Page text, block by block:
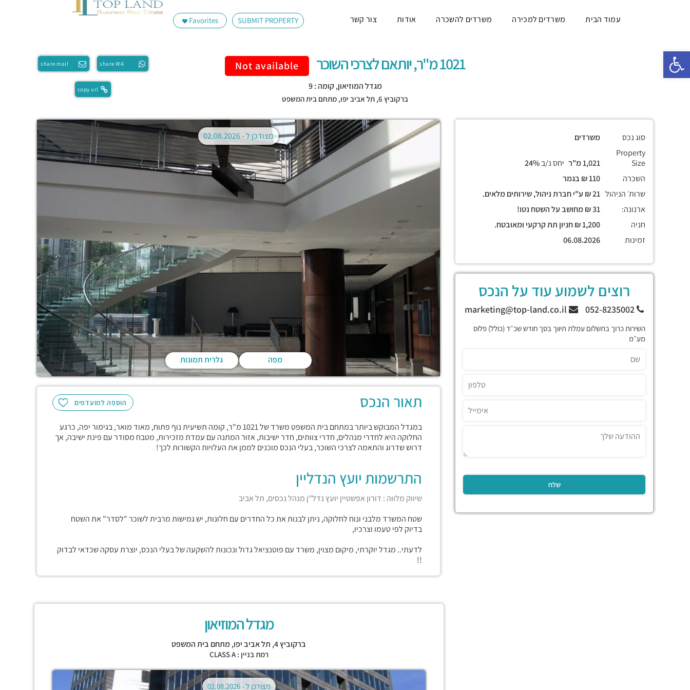
פתח סרגל נגישות
SUBMIT PROPERTY
Favorites עמוד הבית משרדים למכירה משרדים להשכרה אודות צור קשר
share WA
share mail
copy url
1021 מ"ר, יותאם לצרכי השוכר Not available
מגדל המוזיאון, קומה : 9
ברקוביץ 6, תל אביב יפו, מתחם בית המשפט
DCF 1.0
מפה גלרית תמונות
מצודכן ל -
הוספה למועדפים תאור הנכס
במגדל המבוקש ביותר במתחם בית המשפט משרד של 1021 מ"ר, קומה תשיעית נוף פתוח, מאוד מואר, בגימור יפה, כרגע
החלוקה היא לחדרי מנהלים, חדרי צוותים, חדר ישיבות, אזור המתנה עם עמדת מזכירות, מטבח מסודר עם פינת ישיבה, אך
דרוש שדרוג והתאמה לצרכי השוכר, בעלי הנכס מוכנים לממן את העלויות הקשורות לכך!
התרשמות יועץ הנדליין
שיווק מלווה : דורון אפשטיין יועץ נדל"ן מנהל נכסים, תל אביב
שטח המשרד מלבני ונוח לחלוקה, ניתן לבנות את כל החדרים עם חלונות, יש גמישות מרבית לשוכר "לסדר" את השטח
בדיוק לפי טעמו וצרכיו,
לדעתי.. מגדל יוקרתי, מיקום מצוין, משרד עם פוטנציאל גדול ונכונות להשקעה של בעלי הנכס, יוצרת עסקה שכדאי לבדוק
!!
סוג נכס
משרדים
Property
Size
יחס נ/ב
השכרה
שרות׳ הניהול
ארנונה:
חניה
זמינות
רוצים לשמוע עוד על הנכס
השירות כרוך בתשלום עמלת תיווך בסך חודש שכ״ד (כולל) פלוס
מע״מ
מגדל המוזיאון
ברקוביץ 4, תל אביב יפו,מתחם בית המשפט
רמת בניין : CLASS A
מצודכן ל -02.08.2026